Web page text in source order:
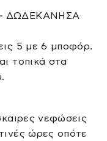
ΔΩΔΕΚΑΝΗΣΑ
5 με 6 μποφόρ.
τοπικά στα
νεφώσεις
ώρες οπότε